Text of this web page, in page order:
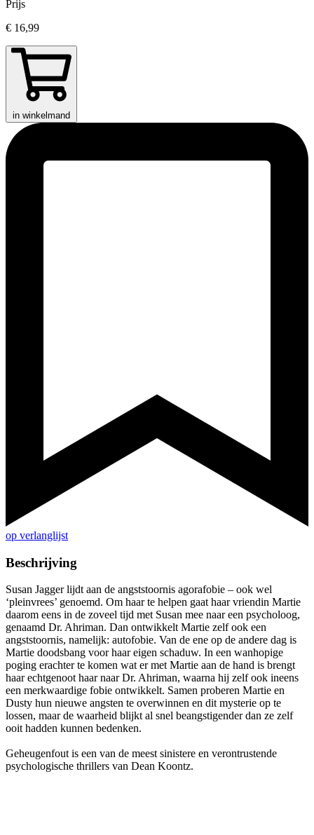
Prijs
€ 16,99
in winkelmand
op verlanglijst
Beschrijving
Susan Jagger lijdt aan de angststoornis agorafobie – ook wel
‘pleinvrees’ genoemd. Om haar te helpen gaat haar vriendin Martie
daarom eens in de zoveel tijd met Susan mee naar een psycholoog,
genaamd Dr. Ahriman. Dan ontwikkelt Martie zelf ook een
angststoornis, namelijk: autofobie. Van de ene op de andere dag is
Martie doodsbang voor haar eigen schaduw. In een wanhopige
poging erachter te komen wat er met Martie aan de hand is brengt
haar echtgenoot haar naar Dr. Ahriman, waarna hij zelf ook ineens
een merkwaardige fobie ontwikkelt. Samen proberen Martie en
Dusty hun nieuwe angsten te overwinnen en dit mysterie op te
lossen, maar de waarheid blijkt al snel beangstigender dan ze zelf
ooit hadden kunnen bedenken.
Geheugenfout is een van de meest sinistere en verontrustende
psychologische thrillers van Dean Koontz.